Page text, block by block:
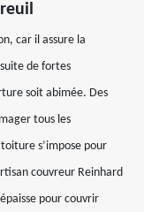
car il assure la
de fortes
soit abimée. Des
tous les
s’impose pour
couvreur Reinhard
pour couvrir